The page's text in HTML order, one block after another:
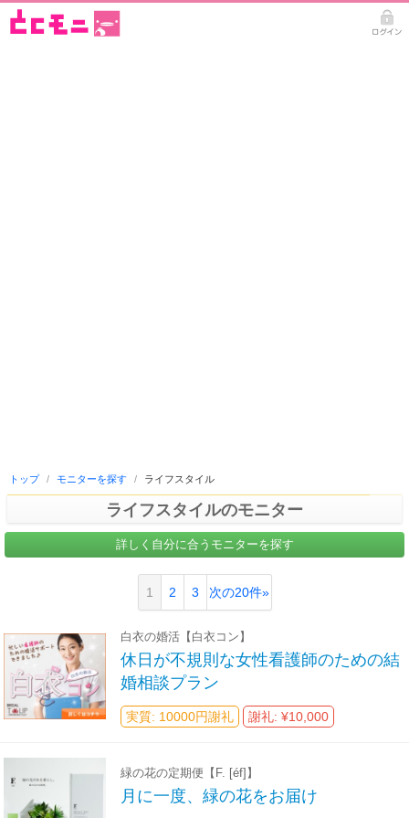
トップ / モニターを探す / ライフスタイル
ライフスタイルのモニター
詳しく自分に合うモニターを探す
1 2 3 次の20件»
白衣の婚活【白衣コン】
休日が不規則な女性看護師のための結
婚相談プラン
実質: 10000円謝礼 謝礼: ¥10,000
緑の花の定期便【F. [éf]】
月に一度、緑の花をお届け